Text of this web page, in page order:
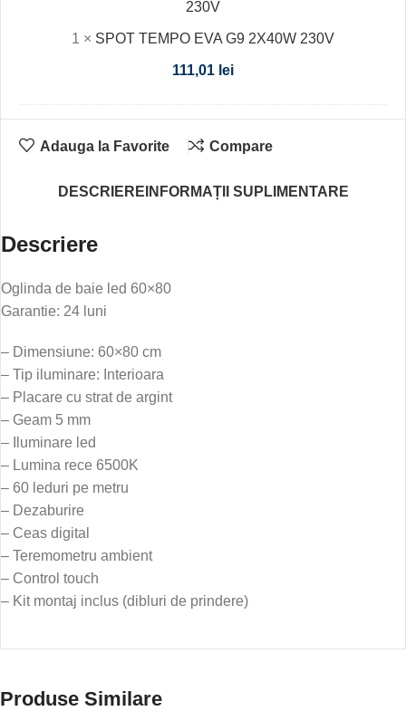
1 × SPOT TEMPO EVA G9 2X40W 230V
111,01 lei
Adauga la Favorite Compare
DESCRIERE INFORMAȚII SUPLIMENTARE
Descriere
Oglinda de baie led 60×80
Garantie: 24 luni
– Dimensiune: 60×80 cm
– Tip iluminare: Interioara
– Placare cu strat de argint
– Geam 5 mm
– Iluminare led
– Lumina rece 6500K
– 60 leduri pe metru
– Dezaburire
– Ceas digital
– Teremometru ambient
– Control touch
– Kit montaj inclus (dibluri de prindere)
Produse Similare